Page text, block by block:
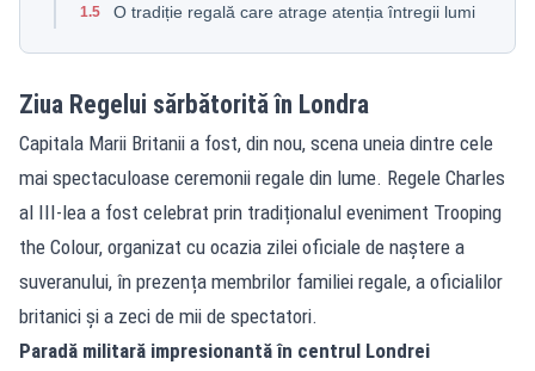
1.5 O tradiție regală care atrage atenția întregii lumi
Ziua Regelui sărbătorită în Londra
Capitala Marii Britanii a fost, din nou, scena uneia dintre cele
mai spectaculoase ceremonii regale din lume. Regele Charles
al III-lea a fost celebrat prin tradiționalul eveniment Trooping
the Colour, organizat cu ocazia zilei oficiale de naștere a
suveranului, în prezența membrilor familiei regale, a oficialilor
britanici și a zeci de mii de spectatori.
Paradă militară impresionantă în centrul Londrei